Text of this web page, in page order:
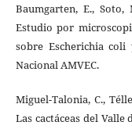
Baumgarten, E., Soto,
Estudio por
sobre Escherichia coli
Nacional AMVEC.
Miguel-Talonia, C.,
Las cactáceas del